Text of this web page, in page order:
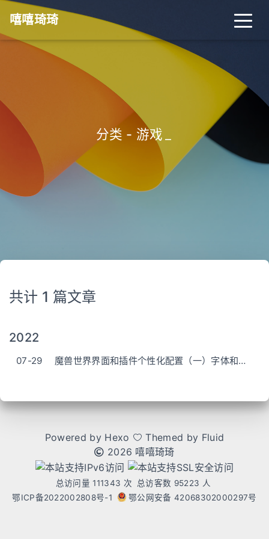
嘻嘻琦琦
分类 - 游戏
共计 1 篇文章
2022
07-29 魔兽世界界面和插件个性化配置（一）字体和插件的安装
Powered by Hexo Themed by Fluid
2026 嘻嘻琦琦
总访问量111343 次 总访客数 95223 人
鄂ICP备2022002808号-1
鄂公网安备 42068302000297号